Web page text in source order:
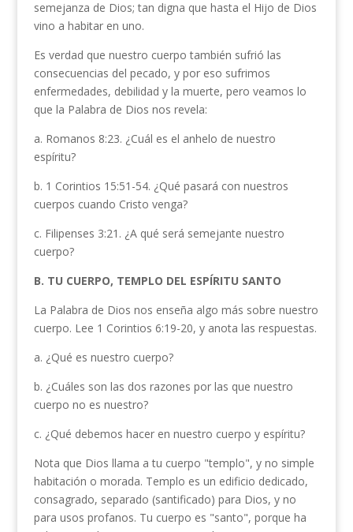
semejanza de Dios; tan digna que hasta el Hijo de Dios
vino a habitar en uno.
Es verdad que nuestro cuerpo también sufrió las
consecuencias del pecado, y por eso sufrimos
enfermedades, debilidad y la muerte, pero veamos lo
que la Palabra de Dios nos revela:
a. Romanos 8:23. ¿Cuál es el anhelo de nuestro
espíritu?
b. 1 Corintios 15:51-54. ¿Qué pasará con nuestros
cuerpos cuando Cristo venga?
c. Filipenses 3:21. ¿A qué será semejante nuestro
cuerpo?
B. TU CUERPO, TEMPLO DEL ESPÍRITU SANTO
La Palabra de Dios nos enseña algo más sobre nuestro
cuerpo. Lee 1 Corintios 6:19-20, y anota las respuestas.
a. ¿Qué es nuestro cuerpo?
b. ¿Cuáles son las dos razones por las que nuestro
cuerpo no es nuestro?
c. ¿Qué debemos hacer en nuestro cuerpo y espíritu?
Nota que Dios llama a tu cuerpo "templo", y no simple
habitación o morada. Templo es un edificio dedicado,
consagrado, separado (santificado) para Dios, y no
para usos profanos. Tu cuerpo es "santo", porque ha